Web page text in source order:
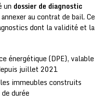
un dossier de diagnostic
au contrat de bail. Ce
dont la validité et la
énergétique (DPE), valable
juillet 2021
immeubles construits
durée